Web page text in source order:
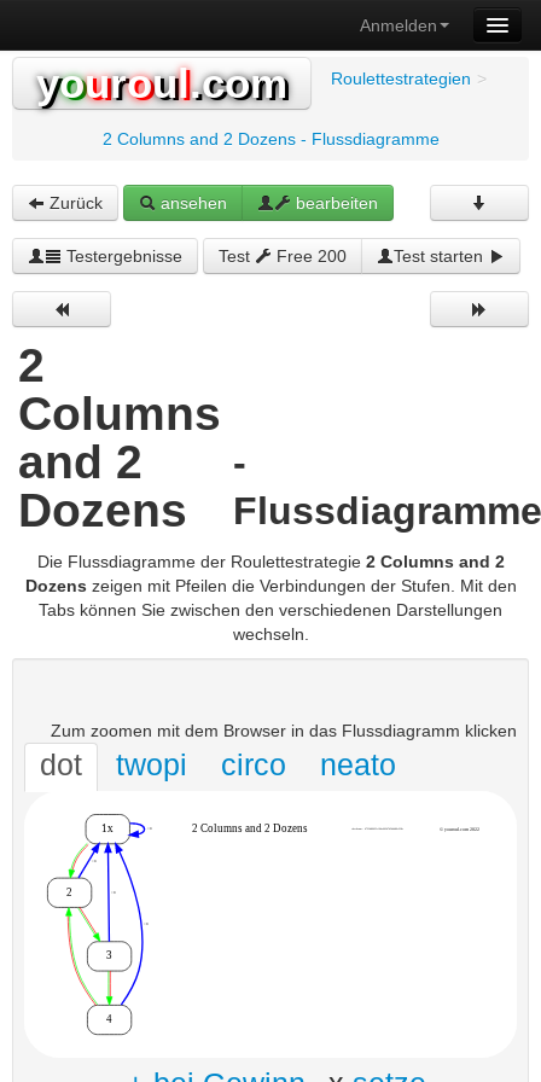
Anmelden
youroul.com Roulettestrategien >
2 Columns and 2 Dozens - Flussdiagramme
Zurück ansehen bearbeiten
Testergebnisse Test Free 200 Test starten
2
Columns
and 2
Dozens
-
Flussdiagramme
Die Flussdiagramme der Roulettestrategie 2 Columns and 2
Dozens zeigen mit Pfeilen die Verbindungen der Stufen. Mit den
Tabs können Sie zwischen den verschiedenen Darstellungen
wechseln.
Zum zoomen mit dem Browser in das Flussdiagramm klicken
dot twopi circo neato